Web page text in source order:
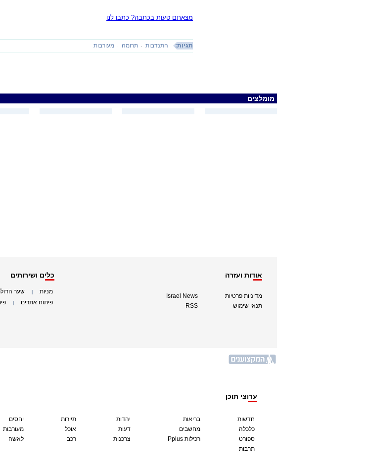
מצאתם טעות בכתבה? כתבו לנו
תגיות: התנדבות תרומה מעורבות
מומלצים
אודות ועזרה
מדיניות פרטיות
תנאי שימוש
Israel News
RSS
כלים ושירותים
מניות שער
פיתוח אתרים
ערוצי תוכן
חדשות
כלכלה
ספורט
תרבות
בריאות
מחשבים
Pplus רכילות
יהדות
דעות
צרכנות
תיירות
אוכל
רכב
יחסים
מעורבות
לאשה